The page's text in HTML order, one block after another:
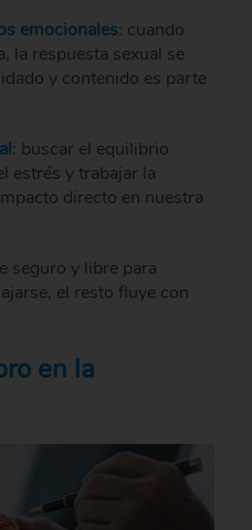
emocionales: cuando
la respuesta sexual se
y contenido es parte
: buscar el equilibrio
estrés y trabajar la
directo en nuestra
seguro y libre para
el resto fluye con
en la